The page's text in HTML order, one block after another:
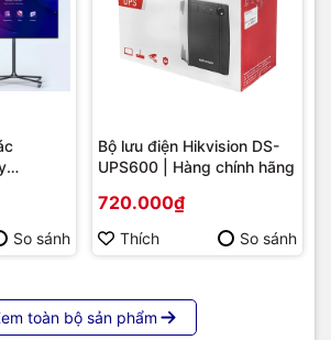
|
So sánh
Bộ lưu điện Hikvision DS-
UPS600 | Hàng chính hãng
720.000₫
Thích So sánh
toàn bộ sản phẩm